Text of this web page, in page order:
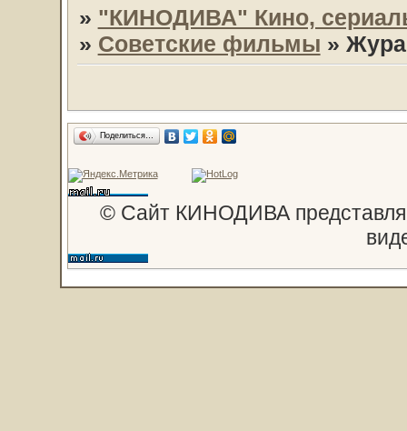
» "КИНОДИВА" Кино,
» Советские фильмы »
Поделиться…
© Сайт КИНОДИВА